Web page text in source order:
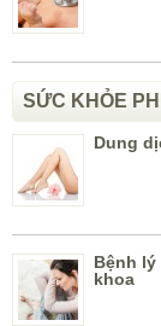
SỨC KHỎE
Dung
Bệnh
khoa